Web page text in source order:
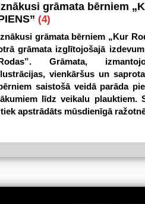
grāmata bērniem
(4)
grāmata bērniem „Kur
grāmata izglītojošajā
Grāmata,
vienkāršus un
saistošā veidā parāda
līdz veikalu plauktiem.
apstrādāts mūsdienīgā